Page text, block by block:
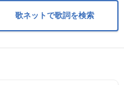
歌ネットで歌詞を検索